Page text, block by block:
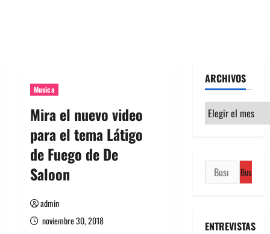
Musica
Mira el nuevo video
para el tema Látigo
de Fuego de De
Saloon
admin
noviembre 30, 2018
ARCHIVOS
Archivos
Buscar:
ENTREVISTAS